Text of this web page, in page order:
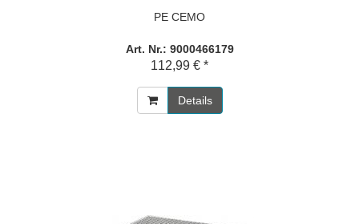
PE CEMO
Art. Nr.: 9000466179
112,99 € *
Details